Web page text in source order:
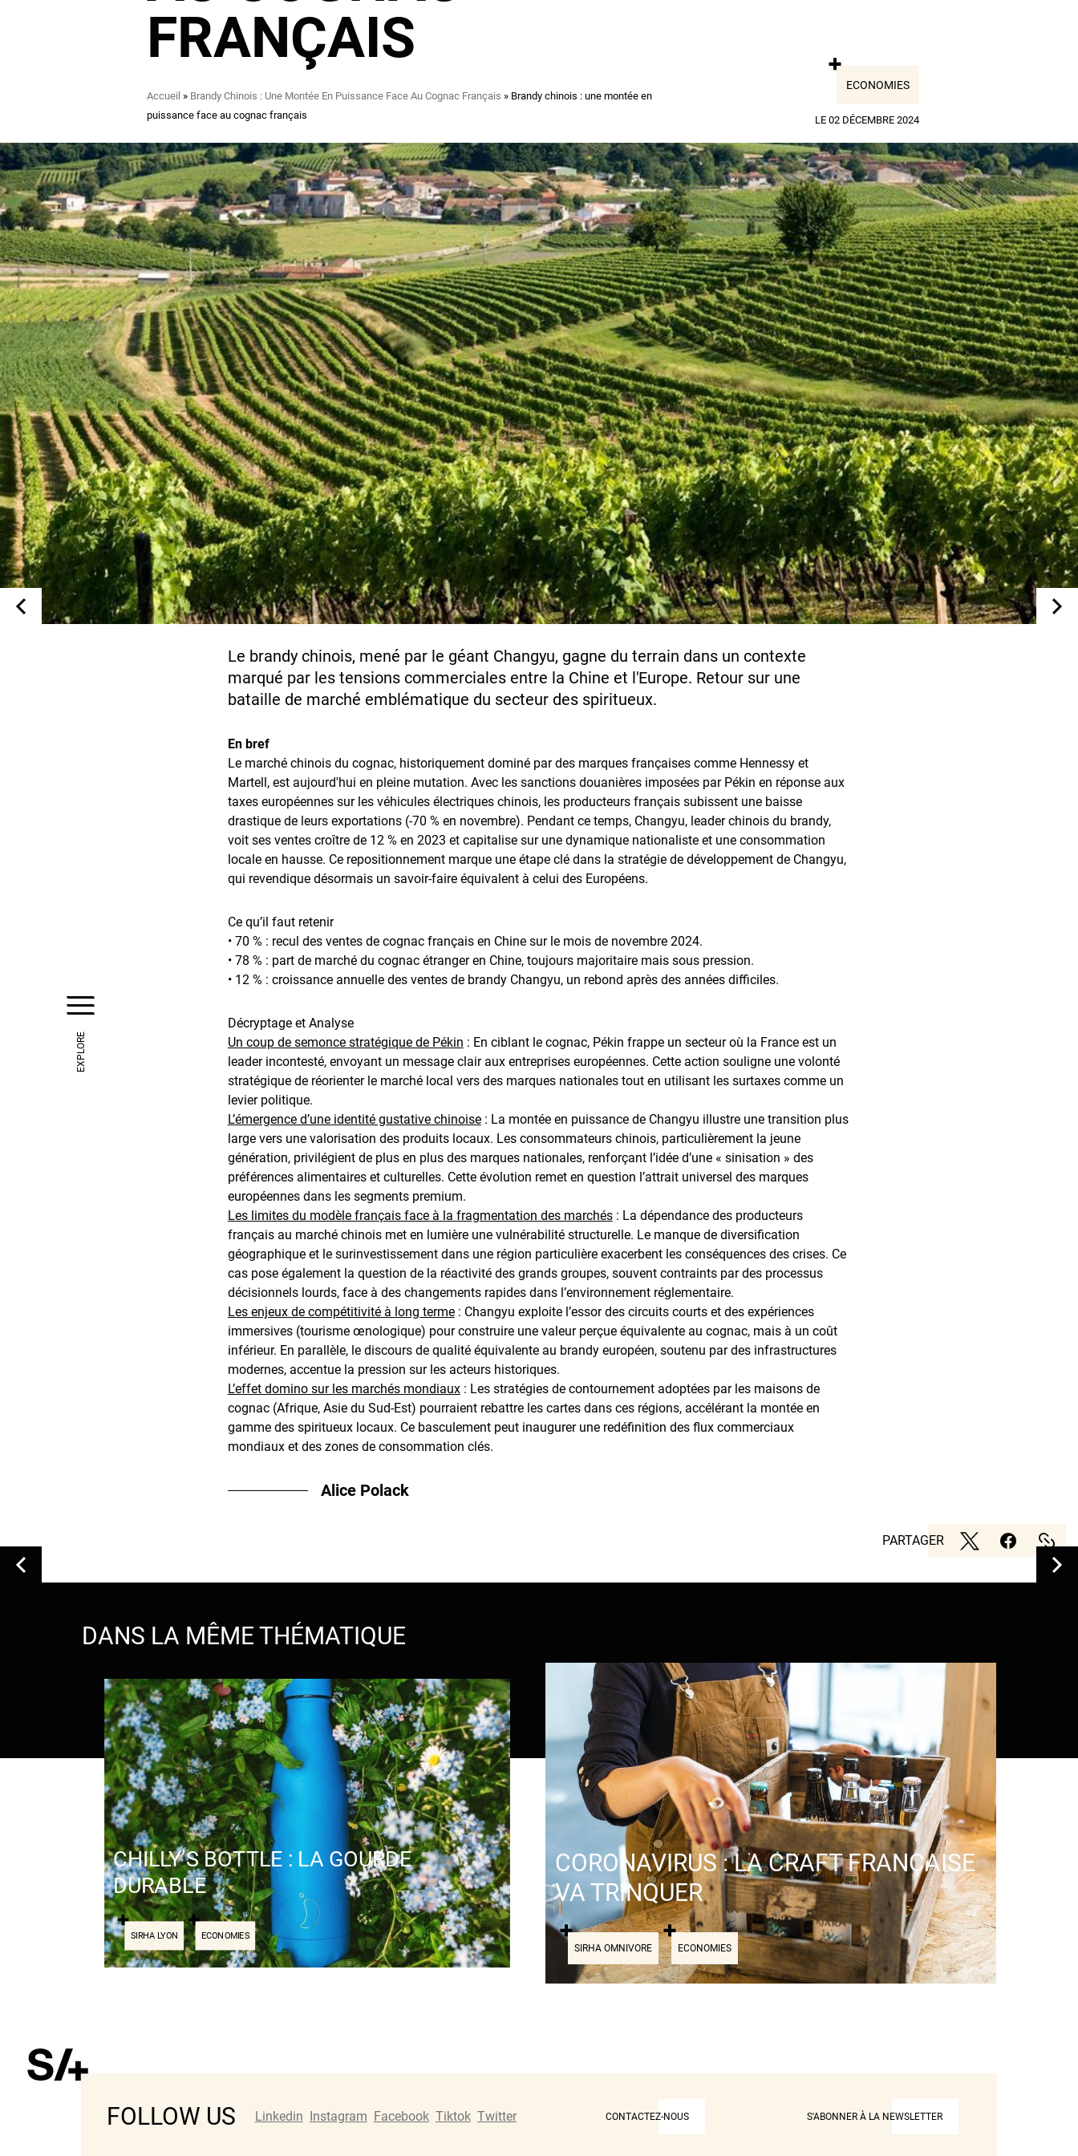
EXPLORE
FRANÇAIS
Fil
d'Ariane
Accueil Brandy Chinois : Une Montée En Puissance Face Au Cognac Français
Brandy chinois : une montée en
puissance face au cognac français
ECONOMIES
LE 02 DÉCEMBRE 2024
Le brandy chinois, mené par le géant Changyu, gagne du terrain dans un contexte
marqué par les tensions commerciales entre la Chine et l'Europe. Retour sur une
bataille de marché emblématique du secteur des spiritueux.
En bref
Le marché chinois du cognac, historiquement dominé par des marques françaises comme Hennessy et
Martell, est aujourd'hui en pleine mutation. Avec les sanctions douanières imposées par Pékin en réponse aux
taxes européennes sur les véhicules électriques chinois, les producteurs français subissent une baisse
drastique de leurs exportations (-70 % en novembre). Pendant ce temps, Changyu, leader chinois du brandy,
voit ses ventes croître de 12 % en 2023 et capitalise sur une dynamique nationaliste et une consommation
locale en hausse. Ce repositionnement marque une étape clé dans la stratégie de développement de Changyu,
qui revendique désormais un savoir-faire équivalent à celui des Européens.
Ce qu’il faut retenir
• 70 % : recul des ventes de cognac français en Chine sur le mois de novembre 2024.
• 78 % : part de marché du cognac étranger en Chine, toujours majoritaire mais sous pression.
• 12 % : croissance annuelle des ventes de brandy Changyu, un rebond après des années difficiles.
Décryptage et Analyse
Un coup de semonce stratégique de Pékin : En ciblant le cognac, Pékin frappe un secteur où la France est un
leader incontesté, envoyant un message clair aux entreprises européennes. Cette action souligne une volonté
stratégique de réorienter le marché local vers des marques nationales tout en utilisant les surtaxes comme un
levier politique.
L’émergence d’une identité gustative chinoise: La montée en puissance de Changyu illustre une transition plus
large vers une valorisation des produits locaux. Les consommateurs chinois, particulièrement la jeune
génération, privilégient de plus en plus des marques nationales, renforçant l’idée d’une « sinisation » des
préférences alimentaires et culturelles. Cette évolution remet en question l’attrait universel des marques
européennes dans les segments premium.
Les limites du modèle français face à la fragmentation des marchés: La dépendance des producteurs
français au marché chinois met en lumière une vulnérabilité structurelle. Le manque de diversification
géographique et le surinvestissement dans une région particulière exacerbent les conséquences des crises. Ce
cas pose également la question de la réactivité des grands groupes, souvent contraints par des processus
décisionnels lourds, face à des changements rapides dans l’environnement réglementaire.
Les enjeux de compétitivité à long terme: Changyu exploite l’essor des circuits courts et des expériences
immersives (tourisme œnologique) pour construire une valeur perçue équivalente au cognac, mais à un coût
inférieur. En parallèle, le discours de qualité équivalente au brandy européen, soutenu par des infrastructures
modernes, accentue la pression sur les acteurs historiques.
L’effet domino sur les marchés mondiaux: Les stratégies de contournement adoptées par les maisons de
cognac (Afrique, Asie du Sud-Est) pourraient rebattre les cartes dans ces régions, accélérant la montée en
gamme des spiritueux locaux. Ce basculement peut inaugurer une redéfinition des flux commerciaux
mondiaux et des zones de consommation clés.
Alice Polack
PARTAGER
DANS LA MÊME THÉMATIQUE
SIRHA LYON ECONOMIES
CHILLY’S BOTTLE : LA GOURDE
DURABLE
SIRHA OMNIVORE ECONOMIES
CORONAVIRUS : LA CRAFT FRANÇAISE
VA TRINQUER
FOLLOW US Linkedin Instagram Facebook Tiktok Twitter CONTACTEZ-NOUS S'ABONNER À LA NEWSLETTER